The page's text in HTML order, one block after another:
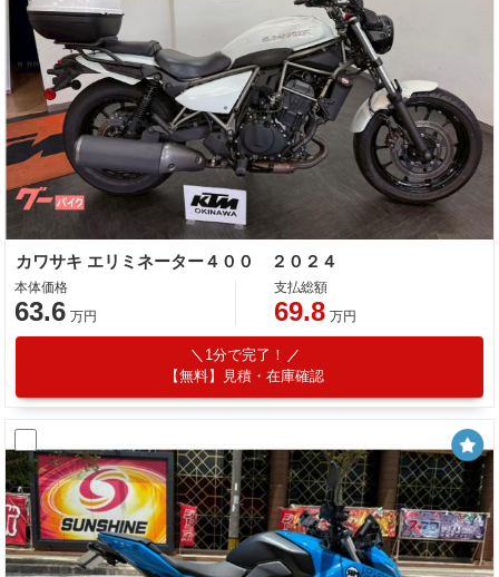
カワサキ エリミネーター４００ ２０２４
本体価格
63.6 万円
支払総額
69.8 万円
1分で完了！
【無料】見積・在庫確認